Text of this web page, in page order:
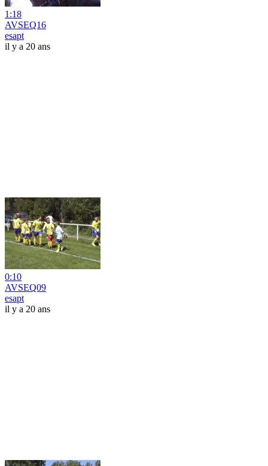
1:18
AVSEQ16
esapt
il y a 20 ans
0:10
AVSEQ09
esapt
il y a 20 ans